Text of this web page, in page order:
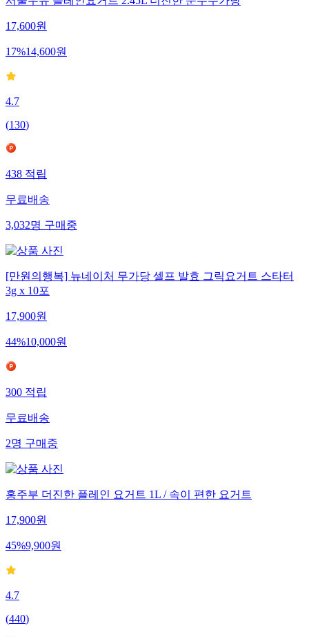
서울우유 플레인요거트 2.45L 더진한 순수무가당
17,600원
17%14,600원
4.7
(130)
438적립
무료배송
3,032명구매중
[만원의행복] 뉴네이처 무가당 셀프 발효 그릭요거트 스타터
3g x 10포
17,900원
44%10,000원
300적립
무료배송
2명구매중
홍주부 더진한 플레인 요거트 1L / 속이 편한 요거트
17,900원
45%9,900원
4.7
(440)